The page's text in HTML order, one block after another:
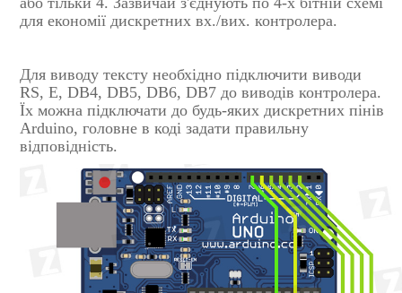
для економії дискретних вх./вих. контролера.
Для виводу тексту необхідно підключити виводи
RS, E, DB4, DB5, DB6, DB7 до виводів контролера.
Їх можна підключати до будь-яких дискретних пінів
Arduino, головне в коді задати правильну
відповідність.